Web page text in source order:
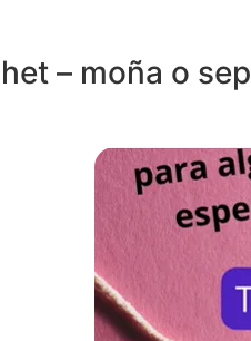
– moña o